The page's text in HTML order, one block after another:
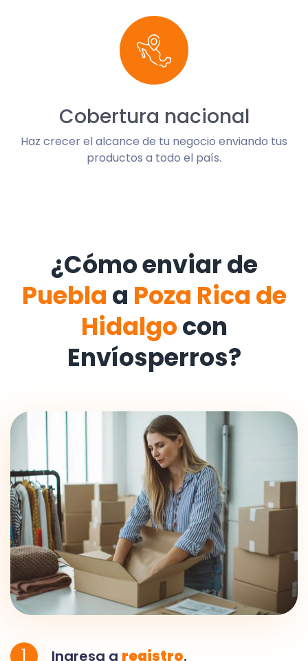
Cobertura nacional
Haz crecer el alcance de tu negocio enviando tus
productos a todo el país.
¿Cómo enviar de
Puebla a Poza Rica de
Hidalgocon
Envíosperros?
1 Ingresa a registro.